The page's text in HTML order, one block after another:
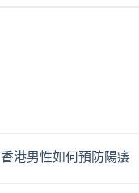
香港男性如何預防陽痿